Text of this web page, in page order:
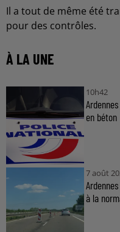
Il a tout de même été
pour des contrôles.
À LA UNE
10h42
en béton
7 août
à la